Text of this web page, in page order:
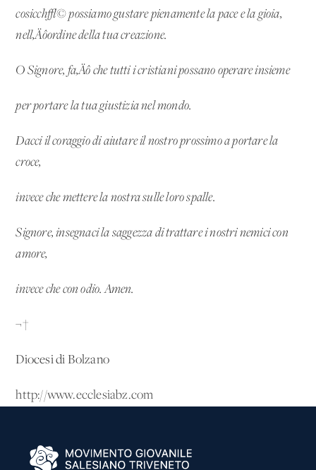
cosicch√© possiamo gustare pienamente la pace e la gioia,
nell‚Äôordine della tua creazione.
O Signore, fa‚Äô che tutti i cristiani possano operare insieme
per portare la tua giustizia nel mondo.
Dacci il coraggio di aiutare il nostro prossimo a portare la
croce,
invece che mettere la nostra sulle loro spalle.
Signore, insegnaci la saggezza di trattare i nostri nemici con
amore,
invece che con odio. Amen.
¬†
Diocesi di Bolzano
http://www.ecclesiabz.com